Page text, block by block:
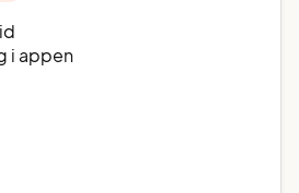
i appen